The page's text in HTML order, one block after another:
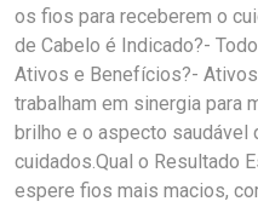
os fios para receberem o
de Cabelo é Indicado?-
Ativos e Benefícios?-
trabalham em sinergia para
brilho e o aspecto saudável
cuidados.Qual o Resultado
espere fios mais macios,